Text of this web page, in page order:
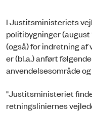
I Justitsministeriets
politibygninger
(også) for indretning af
er (bl.a.) anført
anvendelsesområde
"Justitsministeriet
retningsliniernes